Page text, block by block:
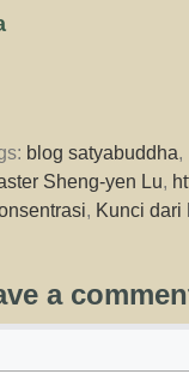
blog satyabuddha,
Sheng-yen Lu,
, Kunci dari
a